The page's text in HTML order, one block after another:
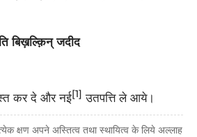
बिख़ल्क़िन् जदीद
कर दे और नई[1] उतपत्ति ले आये।
क्षण अपने अस्तित्व तथा स्थायित्व के लिये अल्लाह